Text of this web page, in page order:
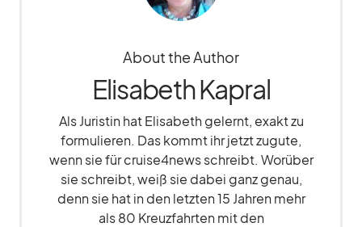
About the Author
Elisabeth Kapral
Als Juristin hat Elisabeth gelernt, exakt zu
formulieren. Das kommt ihr jetzt zugute,
wenn sie für cruise4news schreibt. Worüber
sie schreibt, weiß sie dabei ganz genau,
denn sie hat in den letzten 15 Jahren mehr
als 80 Kreuzfahrten mit den